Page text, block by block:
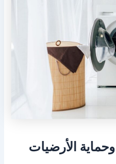
الأرضيات